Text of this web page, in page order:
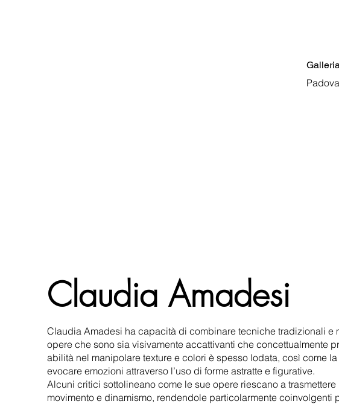
Claudia Amadesi
Claudia Amadesi ha capacità di combinare tecniche tradizionali e
opere che sono sia visivamente accattivanti che concettualmente
abilità nel manipolare texture e colori è spesso lodata, così come
evocare emozioni attraverso l’uso di forme astratte e figurative.
Alcuni critici sottolineano come le sue opere riescano a trasmettere
movimento e dinamismo, rendendole particolarmente coinvolgenti